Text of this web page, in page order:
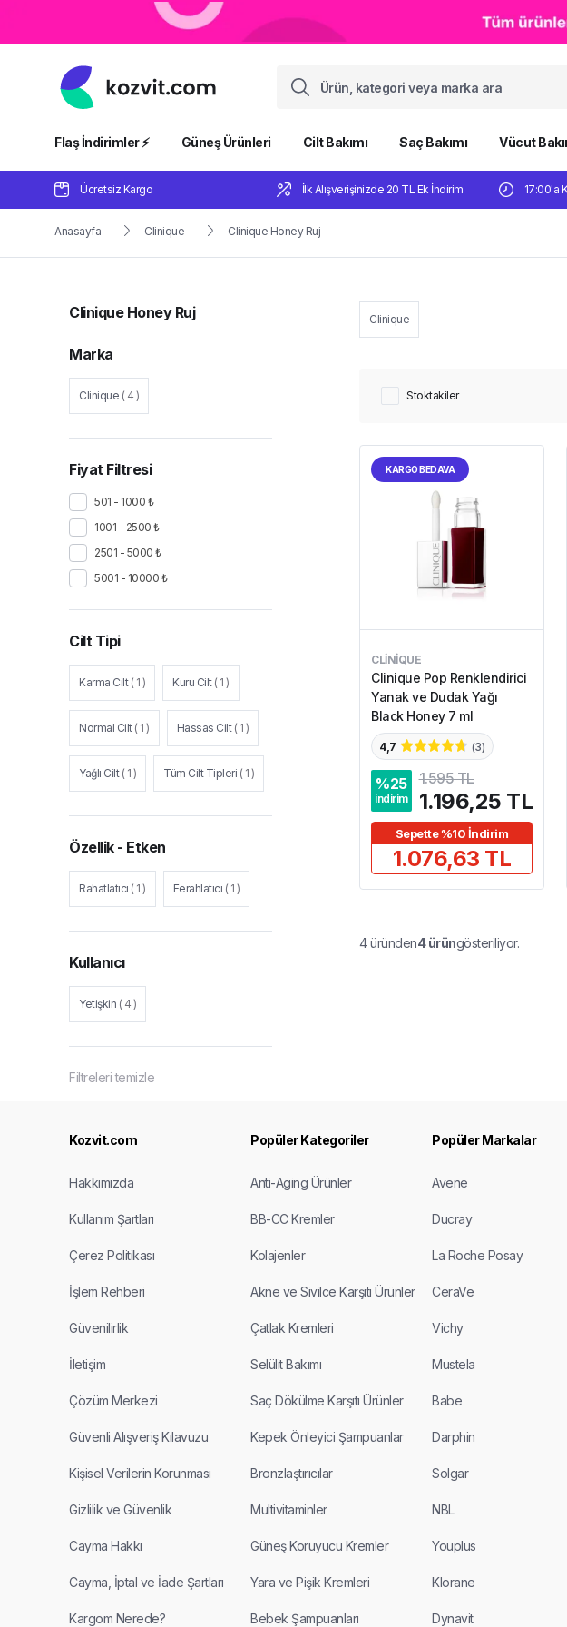
Flaş İndirimler ⚡️ Güneş Ürünleri Cilt Bakımı Saç Bakımı Vücut
Ücretsiz Kargo İlk Alışverişinizde 20 TL Ek İndirim 17:00'a
Anasayfa Clinique Clinique Honey Ruj
Clinique Honey Ruj
Marka
Clinique ( 4 )
Fiyat Filtresi
501 - 1000 ₺
1001 - 2500 ₺
2501 - 5000 ₺
5001 - 10000 ₺
Cilt Tipi
Karma Cilt ( 1 ) Kuru Cilt ( 1 )
Normal Cilt ( 1 ) Hassas Cilt ( 1 )
Yağlı Cilt ( 1 ) Tüm Cilt Tipleri ( 1 )
Özellik - Etken
Rahatlatıcı ( 1 ) Ferahlatıcı ( 1 )
Kullanıcı
Yetişkin ( 4 )
Filtreleri temizle
Clinique
Stoktakiler
KARGO BEDAVA
CLINIQUE
Clinique Pop Renklendirici
Yanak ve Dudak Yağı
Black Honey 7 ml
4,7 (3)
%25
indirim
1.595 TL
1.196,25 TL
Sepette %10 İndirim
1.076,63 TL
4üründen4ürüngösteriliyor.
Kozvit.com
Hakkımızda
Kullanım Şartları
Çerez Politikası
İşlem Rehberi
Güvenilirlik
İletişim
Çözüm Merkezi
Güvenli Alışveriş Kılavuzu
Kişisel Verilerin Korunması
Gizlilik ve Güvenlik
Cayma Hakkı
Cayma, İptal ve İade Şartları
Kargom Nerede?
Popüler Kategoriler
Anti-Aging Ürünler
BB-CC Kremler
Kolajenler
Akne ve Sivilce Karşıtı Ürünler
Çatlak Kremleri
Selülit Bakımı
Saç Dökülme Karşıtı Ürünler
Kepek Önleyici Şampuanlar
Bronzlaştırıcılar
Multivitaminler
Güneş Koruyucu Kremler
Yara ve Pişik Kremleri
Bebek Şampuanları
Popüler Markalar
Avene
Ducray
La Roche Posay
CeraVe
Vichy
Mustela
Babe
Darphin
Solgar
NBL
Youplus
Klorane
Dynavit